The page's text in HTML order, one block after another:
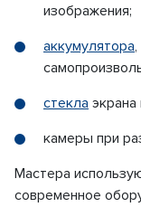
изображения;
аккумулятора
стекла экрана
камеры при
Мастера
современное